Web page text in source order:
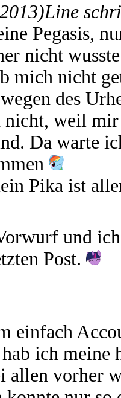
Line
Pegasis,
nicht
mich nicht
des
nicht, weil
Da warte
Pika ist
und
Post.
einfach
ich meine
allen vorher